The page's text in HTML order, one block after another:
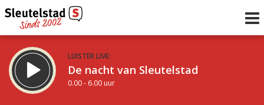
LUISTER LIVE:
De nacht van Sleutelstad
0.00 - 6.00 uur